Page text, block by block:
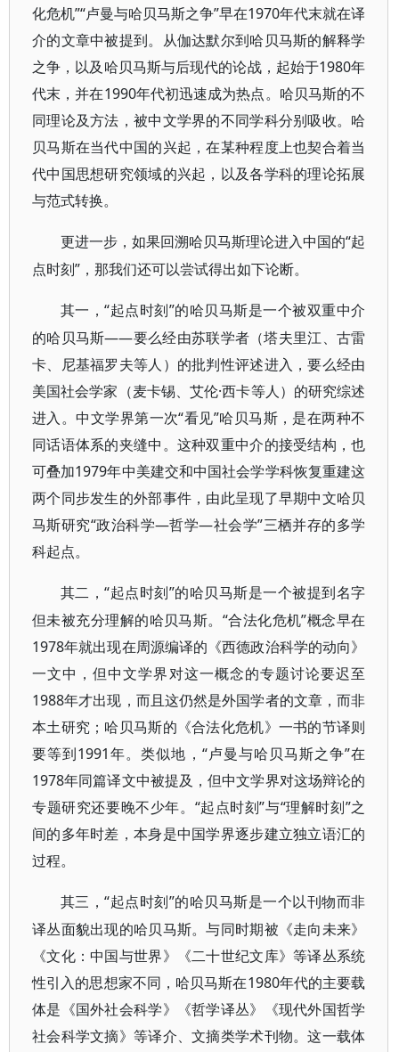
化危机”“卢曼与哈贝马斯之争”早在1970年代末就在译
介的文章中被提到。从伽达默尔到哈贝马斯的解释学
之争，以及哈贝马斯与后现代的论战，起始于1980年
代末，并在1990年代初迅速成为热点。哈贝马斯的不
同理论及方法，被中文学界的不同学科分别吸收。哈
贝马斯在当代中国的兴起，在某种程度上也契合着当
代中国思想研究领域的兴起，以及各学科的理论拓展
与范式转换。
更进一步，如果回溯哈贝马斯理论进入中国的“起
点时刻”，那我们还可以尝试得出如下论断。
其一，“起点时刻”的哈贝马斯是一个被双重中介
的哈贝马斯——要么经由苏联学者（塔夫里江、古雷
卡、尼基福罗夫等人）的批判性评述进入，要么经由
美国社会学家（麦卡锡、艾伦·西卡等人）的研究综述
进入。中文学界第一次“看见”哈贝马斯，是在两种不
同话语体系的夹缝中。这种双重中介的接受结构，也
可叠加1979年中美建交和中国社会学学科恢复重建这
两个同步发生的外部事件，由此呈现了早期中文哈贝
马斯研究“政治科学—哲学—社会学”三栖并存的多学
科起点。
其二，“起点时刻”的哈贝马斯是一个被提到名字
但未被充分理解的哈贝马斯。“合法化危机”概念早在
1978年就出现在周源编译的《西德政治科学的动向》
一文中，但中文学界对这一概念的专题讨论要迟至
1988年才出现，而且这仍然是外国学者的文章，而非
本土研究；哈贝马斯的《合法化危机》一书的节译则
要等到1991年。类似地，“卢曼与哈贝马斯之争”在
1978年同篇译文中被提及，但中文学界对这场辩论的
专题研究还要晚不少年。“起点时刻”与“理解时刻”之
间的多年时差，本身是中国学界逐步建立独立语汇的
过程。
其三，“起点时刻”的哈贝马斯是一个以刊物而非
译丛面貌出现的哈贝马斯。与同时期被《走向未来》
《文化：中国与世界》《二十世纪文库》等译丛系统
性引入的思想家不同，哈贝马斯在1980年代的主要载
体是《国外社会科学》《哲学译丛》《现代外国哲学
社会科学文摘》等译介、文摘类学术刊物。这一载体